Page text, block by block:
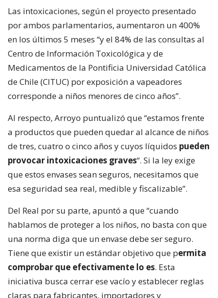
Las intoxicaciones, según el proyecto presentado
por ambos parlamentarios, aumentaron un 400%
en los últimos 5 meses “y el 84% de las consultas al
Centro de Información Toxicológica y de
Medicamentos de la Pontificia Universidad Católica
de Chile (CITUC) por exposición a vapeadores
corresponde a niños menores de cinco años”.
Al respecto, Arroyo puntualizó que “estamos frente
a productos que pueden quedar al alcance de niños
de tres, cuatro o cinco años y cuyos líquidos pueden
provocar intoxicaciones graves“. Si la ley exige
que estos envases sean seguros, necesitamos que
esa seguridad sea real, medible y fiscalizable”.
Del Real por su parte, apuntó a que “cuando
hablamos de proteger a los niños, no basta con que
una norma diga que un envase debe ser seguro.
Tiene que existir un estándar objetivo que permita
comprobar que efectivamente lo es. Esta
iniciativa busca cerrar ese vacío y establecer reglas
claras para fabricantes, importadores y